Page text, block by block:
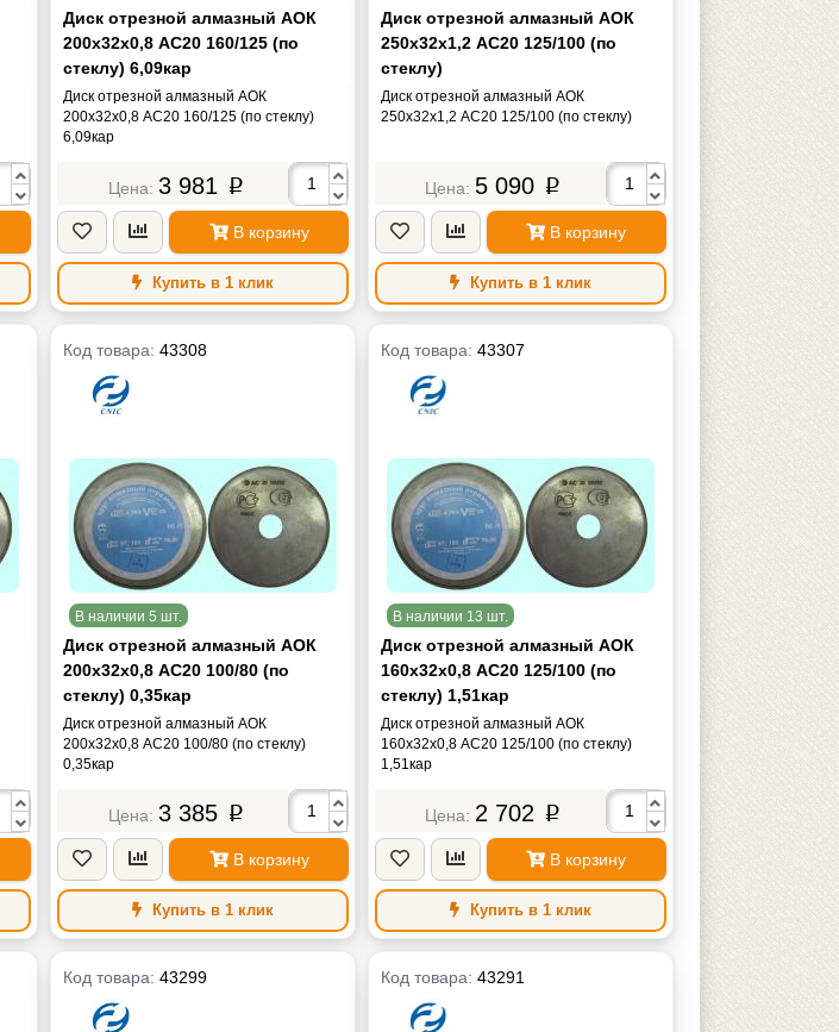
Диск отрезной алмазный АОК
200х32х0,8 АС20 160/125 (по
стеклу) 6,09кар
Диск отрезной алмазный АОК
200х32х0,8 АС20 160/125 (по стеклу)
6,09кар
3 981 p
В корзину
Купить в 1 клик
Диск отрезной алмазный АОК
250х32х1,2 АС20 125/100 (по
стеклу)
Диск отрезной алмазный АОК
250х32х1,2 АС20 125/100 (по стеклу)
5 090 p
В корзину
Купить в 1 клик
Код товара:43308
В наличии 5 шт.
Диск отрезной алмазный АОК
200х32х0,8 АС20 100/80 (по
стеклу) 0,35кар
Диск отрезной алмазный АОК
200х32х0,8 АС20 100/80 (по стеклу)
0,35кар
3 385 p
В корзину
Купить в 1 клик
Код товара:43307
В наличии 13 шт.
Диск отрезной алмазный АОК
160х32х0,8 АС20 125/100 (по
стеклу) 1,51кар
Диск отрезной алмазный АОК
160х32х0,8 АС20 125/100 (по стеклу)
1,51кар
2 702 p
В корзину
Купить в 1 клик
Код товара:43299 Код товара:43291